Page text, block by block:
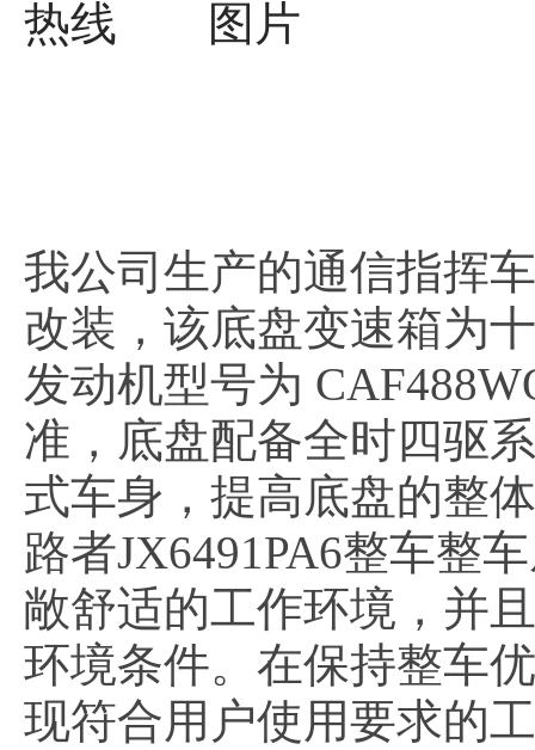
我公司生产的通信指挥
改装，该底盘变速箱为
发动机型号为
准，底盘配备全时四驱
式车身，提高底盘的整
路者JX6491PA6整车整
敞舒适的工作环境，并
环境条件。在保持整车
现符合用户使用要求的